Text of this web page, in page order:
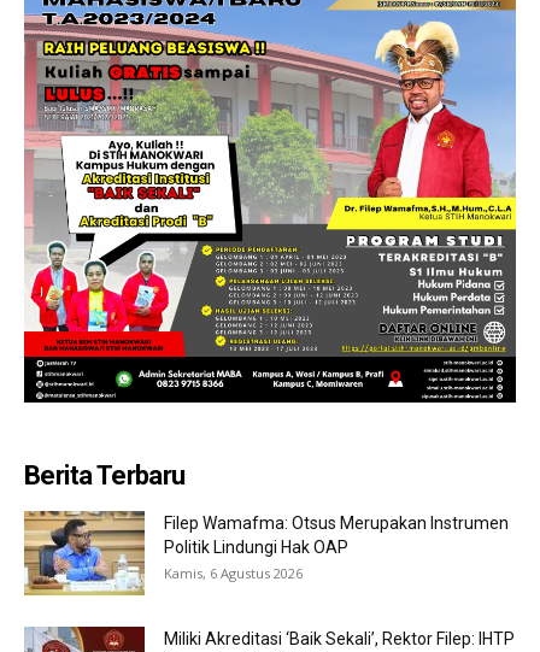
Berita Terbaru
Filep Wamafma: Otsus Merupakan Instrumen
Politik Lindungi Hak OAP
Kamis, 6 Agustus 2026
Miliki Akreditasi ‘Baik Sekali’, Rektor Filep: IHTP